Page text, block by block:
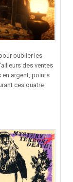
oublier les
des ventes
argent, points
ces quatre